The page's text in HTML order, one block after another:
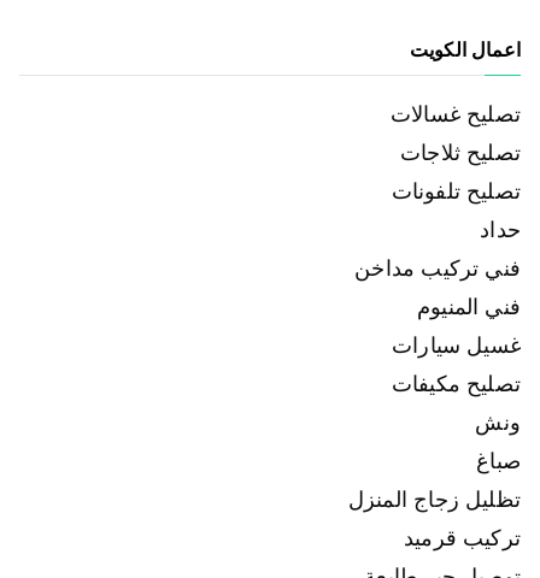
اعمال الكويت
تصليح غسالات
تصليح ثلاجات
تصليح تلفونات
حداد
فني تركيب مداخن
فني المنيوم
غسيل سيارات
تصليح مكيفات
ونش
صباغ
تظليل زجاج المنزل
تركيب قرميد